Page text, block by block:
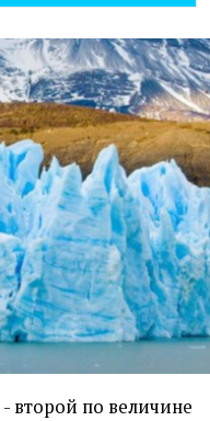
- второй по величине